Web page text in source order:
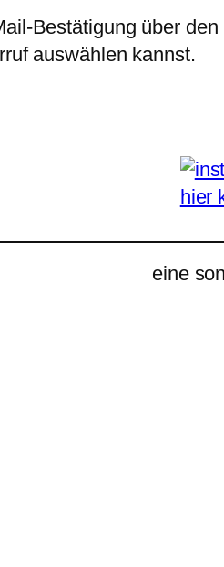
Bestätigung über
auswählen kannst.
hier
eine